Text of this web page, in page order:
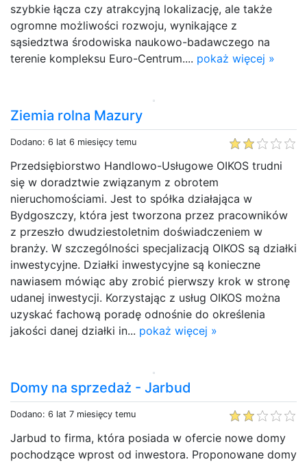
szybkie łącza czy atrakcyjną lokalizację, ale także
ogromne możliwości rozwoju, wynikające z
sąsiedztwa środowiska naukowo-badawczego na
terenie kompleksu Euro-Centrum.... pokaż więcej »
Ziemia rolna Mazury
Dodano: 6 lat 6 miesięcy temu
Przedsiębiorstwo Handlowo-Usługowe OIKOS trudni
się w doradztwie związanym z obrotem
nieruchomościami. Jest to spółka działająca w
Bydgoszczy, która jest tworzona przez pracowników
z przeszło dwudziestoletnim doświadczeniem w
branży. W szczególności specjalizacją OIKOS są działki
inwestycyjne. Działki inwestycyjne są konieczne
nawiasem mówiąc aby zrobić pierwszy krok w stronę
udanej inwestycji. Korzystając z usług OIKOS można
uzyskać fachową poradę odnośnie do określenia
jakości danej działki in... pokaż więcej »
Domy na sprzedaż - Jarbud
Dodano: 6 lat 7 miesięcy temu
Jarbud to firma, która posiada w ofercie nowe domy
pochodzące wprost od inwestora. Proponowane domy